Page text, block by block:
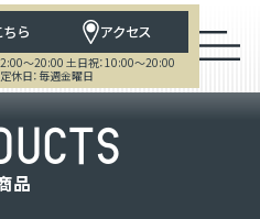
ら アクセス
～20:00 土日祝：10:00～20:00
定休日：毎週金曜日
UCTS
品